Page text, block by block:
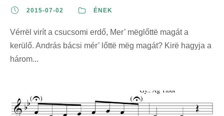
2015-07-02 ÉNEK
Vérrël virít a csucsomi erdő, Mer’ mëglőttë magát a
kerülő. András bácsi mér’ lőttë mëg magát? Kirë hagyja a
három...